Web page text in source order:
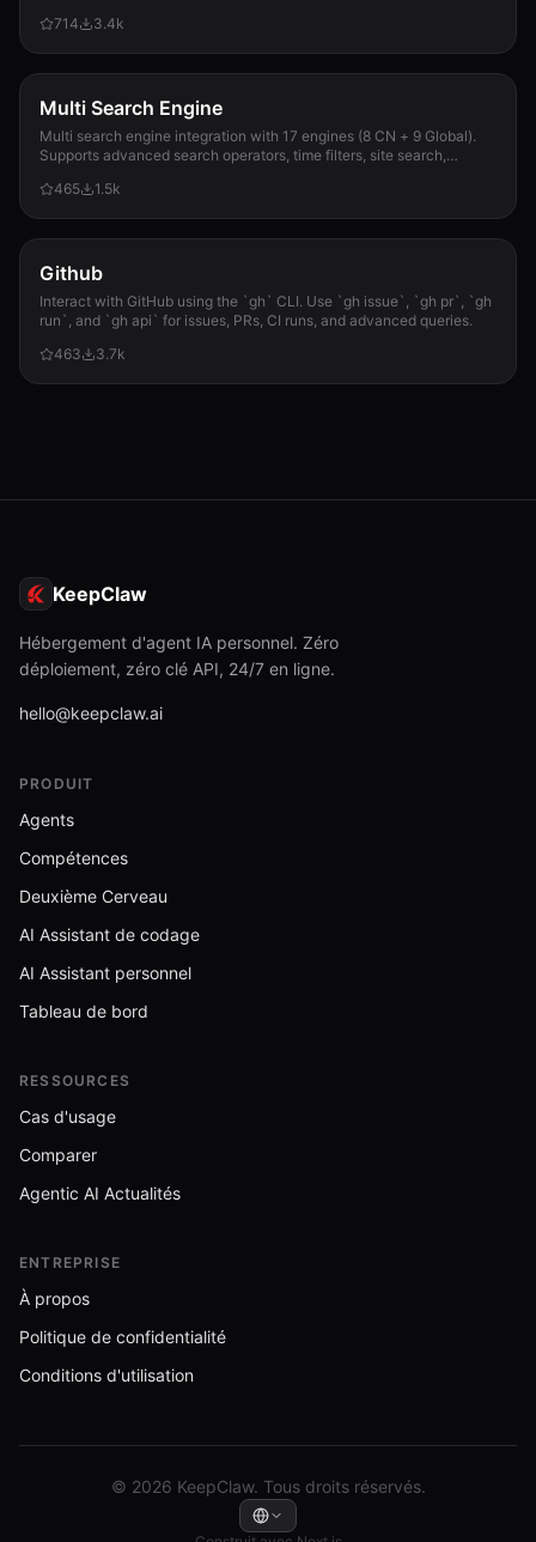
714
3.4k
Multi Search Engine
Multi search engine integration with 17 engines (8 CN + 9 Global).
Supports advanced search operators, time filters, site search,
required.
465 1.5k
Github
Interact with GitHub using the `gh` CLI. Use `gh issue`, `gh pr`, `gh
run`, and `gh api` for issues, PRs, CI runs, and advanced queries.
463
3.7k
KeepClaw
Hébergement d'agent IA personnel. Zéro
déploiement, zéro clé API, 24/7 en ligne.
hello@keepclaw.ai
PRODUIT
Agents
Compétences
Deuxième Cerveau
AI Assistant de codage
AI Assistant personnel
Tableau de bord
RESSOURCES
Cas d'usage
Comparer
Agentic AI Actualités
ENTREPRISE
À propos
Politique de confidentialité
Conditions d'utilisation
© 2026 KeepClaw. Tous droits réservés.